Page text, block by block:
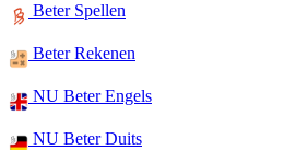
Beter Spellen
Beter Rekenen
NU Beter Engels
NU Beter Duits